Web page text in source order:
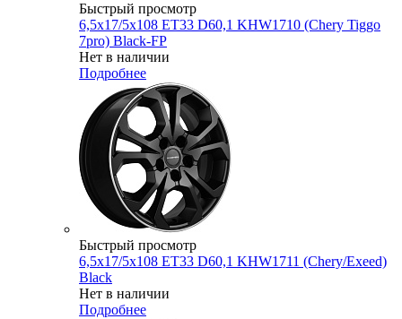
Быстрый просмотр
6,5x17/5x108 ET33 D60,1 KHW1710 (Chery Tiggo
7pro) Black-FP
Нет в наличии
Подробнее
Быстрый просмотр
6,5x17/5x108 ET33 D60,1 KHW1711 (Chery/Exeed)
Black
Нет в наличии
Подробнее